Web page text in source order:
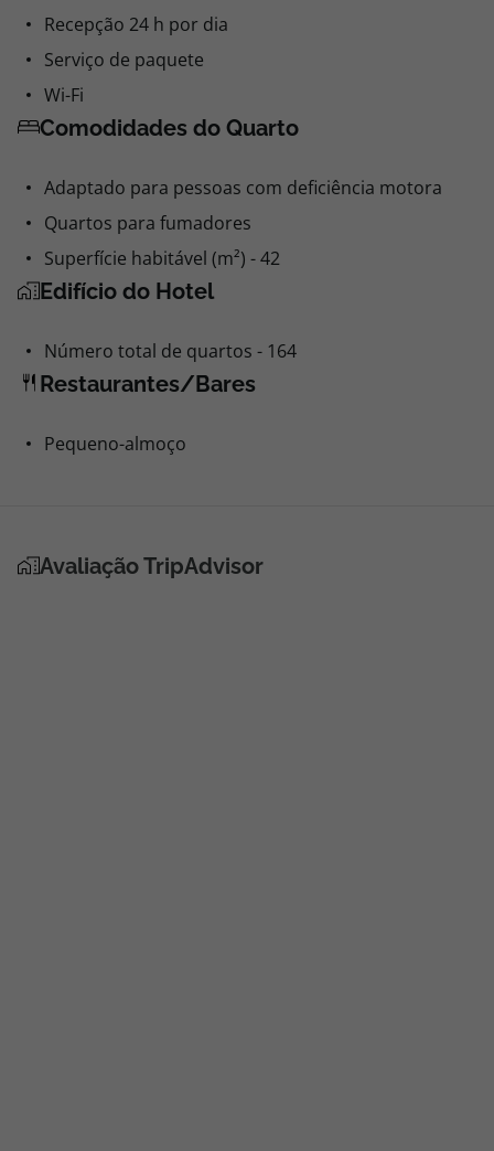
Recepção 24 h por dia
Serviço de paquete
Wi-Fi
Comodidades do Quarto
Adaptado para pessoas com deficiência motora
Quartos para fumadores
Superfície habitável (m²) - 42
Edifício do Hotel
Número total de quartos - 164
Restaurantes/Bares
Pequeno-almoço
Avaliação TripAdvisor